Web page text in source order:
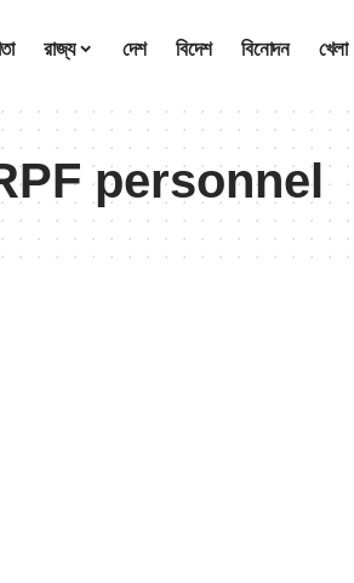
রাজ্য দেশ বিদেশ বিনোদন খেলা
personnel